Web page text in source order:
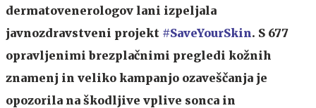
dermatovenerologov lani izpeljala
javnozdravstveni projekt #SaveYourSkin. S 677
opravljenimi brezplačnimi pregledi kožnih
znamenj in veliko kampanjo ozaveščanja je
opozorila na škodljive vplive sonca in